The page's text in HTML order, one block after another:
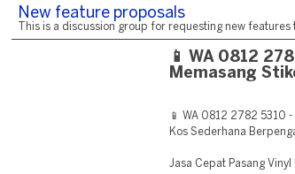
New feature proposals
This is a discussion group for requesting new
📱 WA 0812
Memasang
📱 WA 0812 2782 5310
Kos Sederhana
Jasa Cepat Pasang Vinyl